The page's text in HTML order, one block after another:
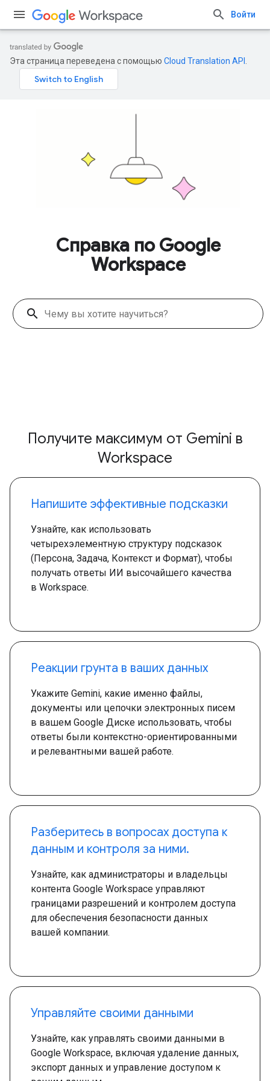
Войти
Эта страница переведена с помощью Cloud Translation API
Справка по Google
Workspace
search
Получите максимум от Gemini в
Workspace
Напишите эффективные подсказки
Узнайте, как использовать
четырехэлементную структуру подсказок
(Персона, Задача, Контекст и Формат), чтобы
получать ответы ИИ высочайшего качества
в Workspace.
Реакции грунта в ваших данных
Укажите Gemini, какие именно файлы,
документы или цепочки электронных писем
в вашем Google Диске использовать, чтобы
ответы были контекстно-ориентированными
и релевантными вашей работе.
Разберитесь в вопросах доступа к
данным и контроля за ними.
Узнайте, как администраторы и владельцы
контента Google Workspace управляют
границами разрешений и контролем доступа
для обеспечения безопасности данных
вашей компании.
Управляйте своими данными
Узнайте, как управлять своими данными в
Google Workspace, включая удаление данных,
экспорт данных и управление доступом к